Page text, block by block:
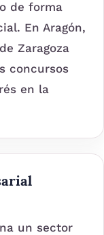
de forma
En Aragón,
Zaragoza
concursos
en la
un sector